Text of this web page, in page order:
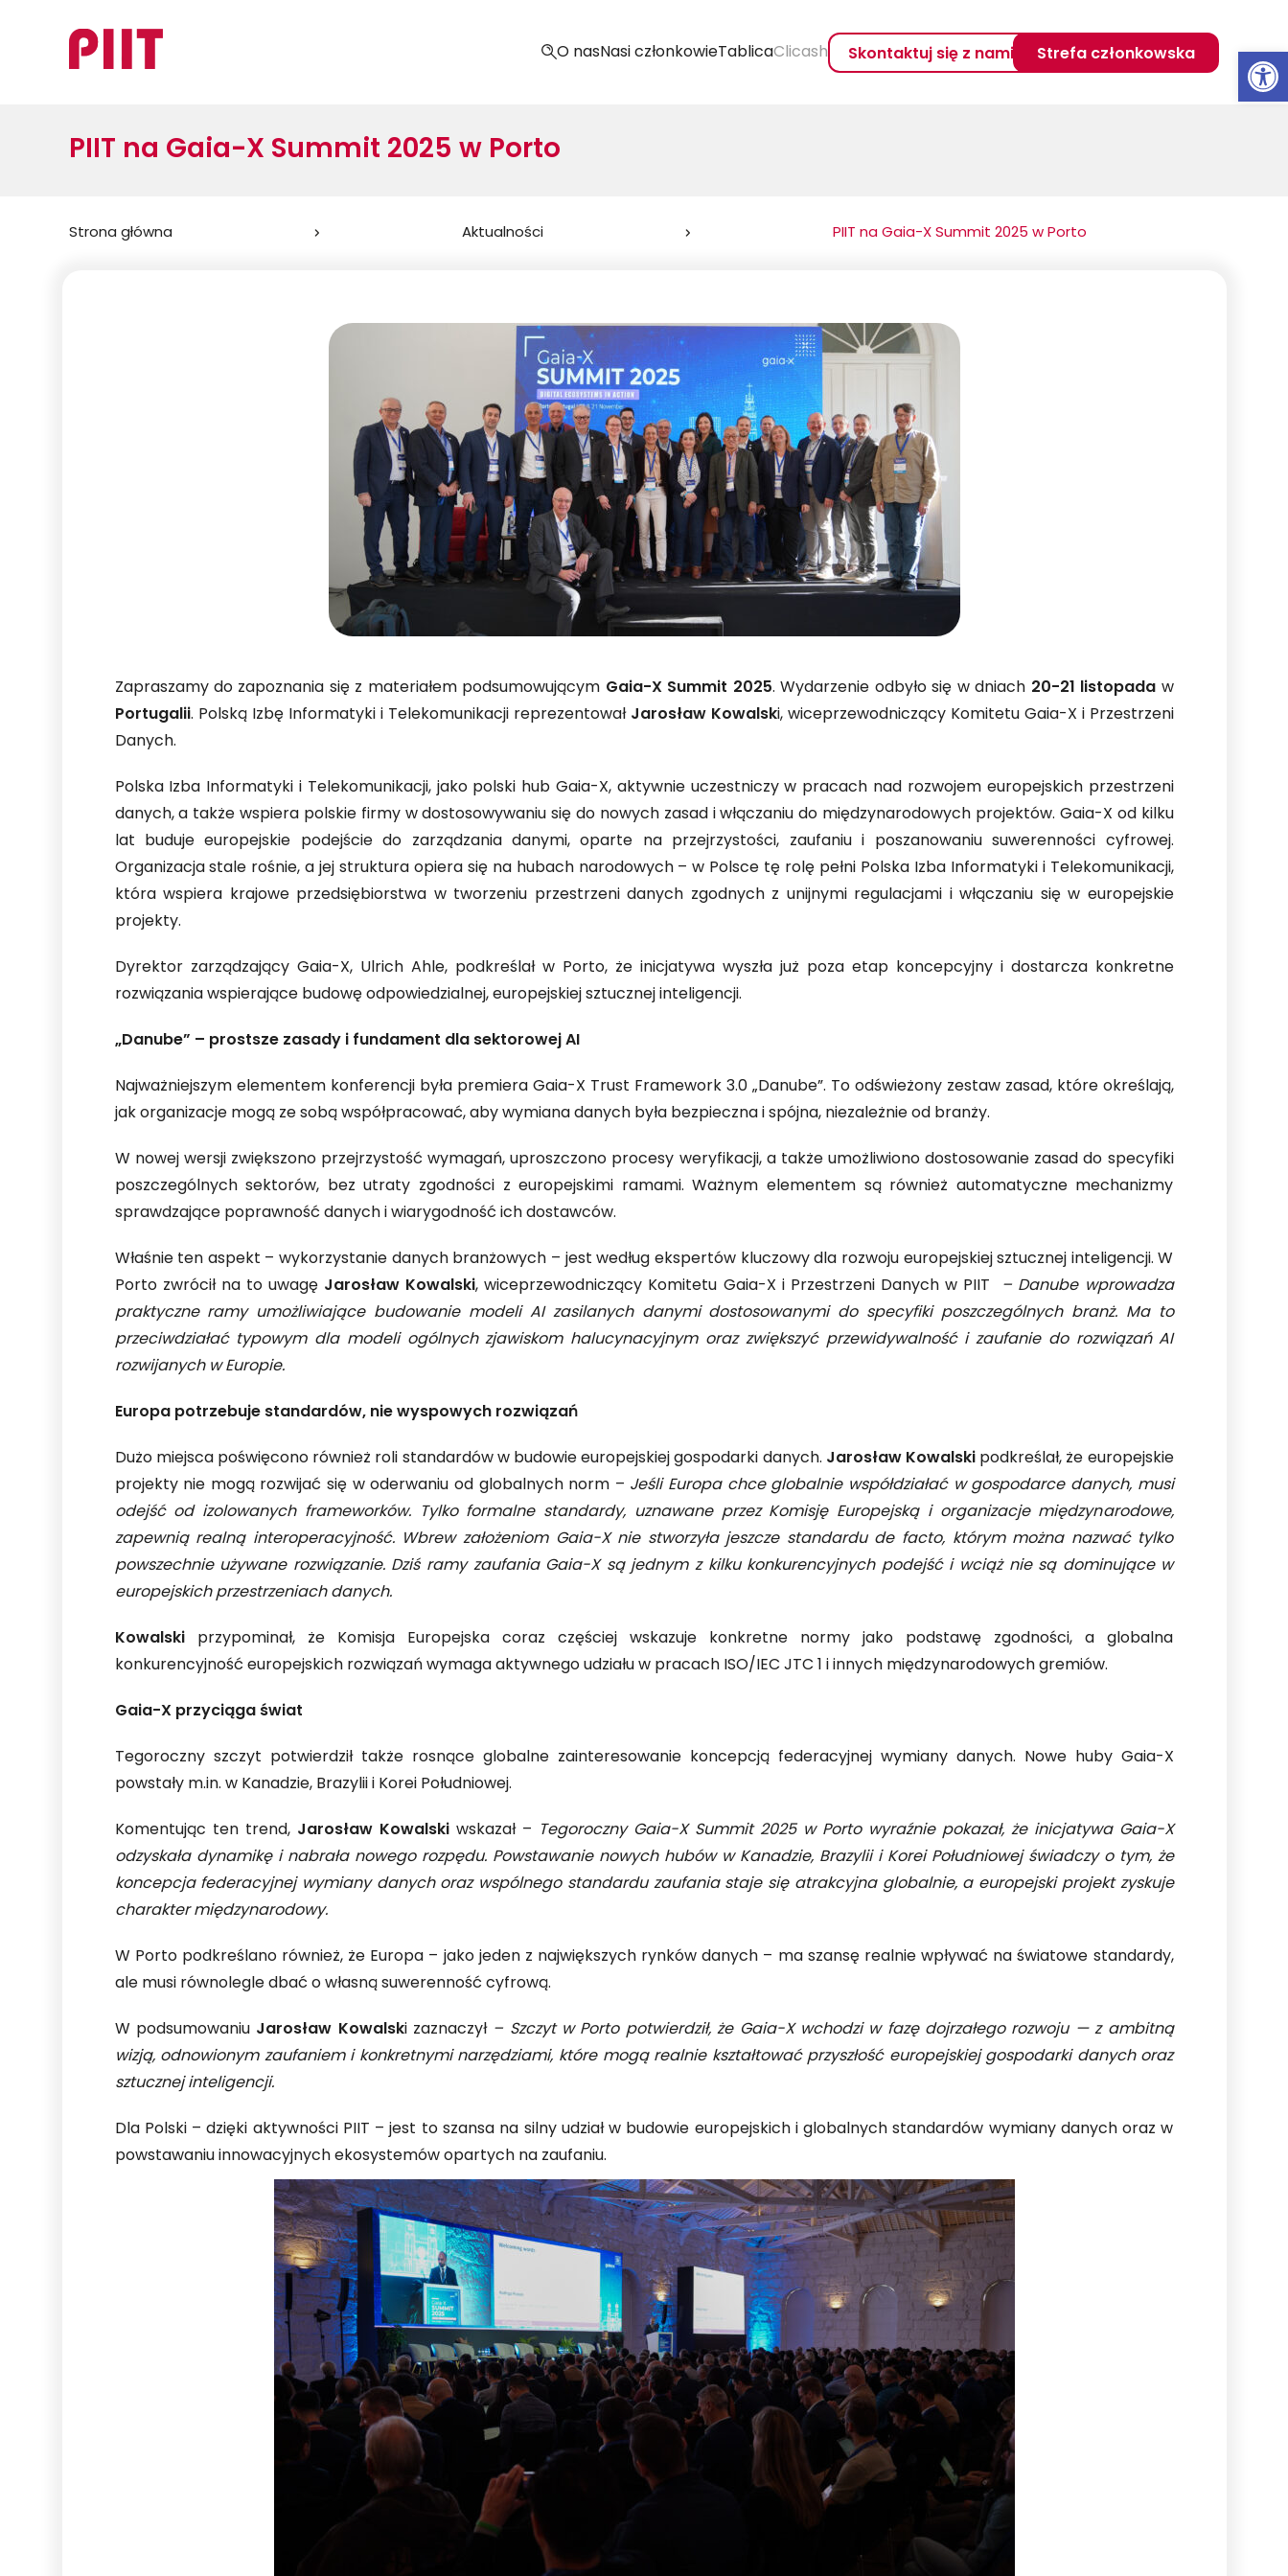
O nasNasi członkowieTablicaClicash Skontaktuj się z nami Strefa członkowska
PIIT na Gaia-X Summit 2025 w Porto
Jesteś
Strona główna Aktualności PIIT na Gaia-X Summit 2025 w Porto
Zapraszamy do zapoznania się z materiałem podsumowującym Gaia-X Summit 2025. Wydarzenie odbyło się w dniach 20-21 listopada w
Portugalii. Polską Izbę Informatyki i Telekomunikacji reprezentowałJarosław Kowalski, wiceprzewodniczący Komitetu Gaia-X i Przestrzeni
Danych.
Polska Izba Informatyki i Telekomunikacji, jako polski hub Gaia-X, aktywnie uczestniczy w pracach nad rozwojem europejskich przestrzeni
danych, a także wspiera polskie firmy w dostosowywaniu się do nowych zasad i włączaniu do międzynarodowych projektów. Gaia-X od kilku
lat buduje europejskie podejście do zarządzania danymi, oparte na przejrzystości, zaufaniu i poszanowaniu suwerenności cyfrowej.
Organizacja stale rośnie, a jej struktura opiera się na hubach narodowych – w Polsce tę rolę pełni Polska Izba Informatyki i Telekomunikacji,
która wspiera krajowe przedsiębiorstwa w tworzeniu przestrzeni danych zgodnych z unijnymi regulacjami i włączaniu się w europejskie
projekty.
Dyrektor zarządzający Gaia-X, Ulrich Ahle, podkreślał w Porto, że inicjatywa wyszła już poza etap koncepcyjny i dostarcza konkretne
rozwiązania wspierające budowę odpowiedzialnej, europejskiej sztucznej inteligencji.
„Danube” – prostsze zasady i fundament dla sektorowej AI
Najważniejszym elementem konferencji była premiera Gaia-X Trust Framework 3.0 „Danube”. To odświeżony zestaw zasad, które określają,
jak organizacje mogą ze sobą współpracować, aby wymiana danych była bezpieczna i spójna, niezależnie od branży.
W nowej wersji zwiększono przejrzystość wymagań, uproszczono procesy weryfikacji, a także umożliwiono dostosowanie zasad do specyfiki
poszczególnych sektorów, bez utraty zgodności z europejskimi ramami. Ważnym elementem są również automatyczne mechanizmy
sprawdzające poprawność danych i wiarygodność ich dostawców.
Właśnie ten aspekt – wykorzystanie danych branżowych – jest według ekspertów kluczowy dla rozwoju europejskiej sztucznej inteligencji. W
Porto zwrócił na to uwagę Jarosław Kowalski, wiceprzewodniczący Komitetu Gaia-X i Przestrzeni Danych w PIIT – Danube wprowadza
praktyczne ramy umożliwiające budowanie modeli AI zasilanych danymi dostosowanymi do specyfiki poszczególnych branż. Ma to
przeciwdziałać typowym dla modeli ogólnych zjawiskom halucynacyjnym oraz zwiększyć przewidywalność i zaufanie do rozwiązań AI
rozwijanych w Europie.
Europa potrzebuje standardów, nie wyspowych rozwiązań
Dużo miejsca poświęcono również roli standardów w budowie europejskiej gospodarki danych. Jarosław Kowalskipodkreślał, że europejskie
projekty nie mogą rozwijać się w oderwaniu od globalnych norm – Jeśli Europa chce globalnie współdziałać w gospodarce danych, musi
odejść od izolowanych frameworków. Tylko formalne standardy, uznawane przez Komisję Europejską i organizacje międzynarodowe,
zapewnią realną interoperacyjność. Wbrew założeniom Gaia-X nie stworzyła jeszcze standardu de facto, którym można nazwać tylko
powszechnie używane rozwiązanie. Dziś ramy zaufania Gaia-X są jednym z kilku konkurencyjnych podejść i wciąż nie są dominujące w
europejskich przestrzeniach danych.
Kowalskiprzypominał, że Komisja Europejska coraz częściej wskazuje konkretne normy jako podstawę zgodności, a globalna
konkurencyjność europejskich rozwiązań wymaga aktywnego udziału w pracach ISO/IEC JTC 1 i innych międzynarodowych gremiów.
Gaia-X przyciąga świat
Tegoroczny szczyt potwierdził także rosnące globalne zainteresowanie koncepcją federacyjnej wymiany danych. Nowe huby Gaia-X
powstały m.in. w Kanadzie, Brazylii i Korei Południowej.
Komentując ten trend, Jarosław Kowalskiwskazał – Tegoroczny Gaia-X Summit 2025 w Porto wyraźnie pokazał, że inicjatywa Gaia-X
odzyskała dynamikę i nabrała nowego rozpędu. Powstawanie nowych hubów w Kanadzie, Brazylii i Korei Południowej świadczy o tym, że
koncepcja federacyjnej wymiany danych oraz wspólnego standardu zaufania staje się atrakcyjna globalnie, a europejski projekt zyskuje
charakter międzynarodowy.
W Porto podkreślano również, że Europa – jako jeden z największych rynków danych – ma szansę realnie wpływać na światowe standardy,
ale musi równolegle dbać o własną suwerenność cyfrową.
W podsumowaniu Jarosław Kowalski zaznaczył – Szczyt w Porto potwierdził, że Gaia-X wchodzi w fazę dojrzałego rozwoju — z ambitną
wizją, odnowionym zaufaniem i konkretnymi narzędziami, które mogą realnie kształtować przyszłość europejskiej gospodarki danych oraz
sztucznej inteligencji.
Dla Polski – dzięki aktywności PIIT – jest to szansa na silny udział w budowie europejskich i globalnych standardów wymiany danych oraz w
powstawaniu innowacyjnych ekosystemów opartych na zaufaniu.